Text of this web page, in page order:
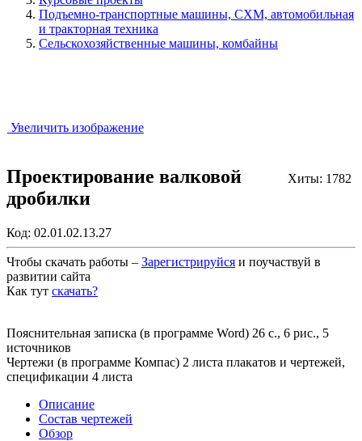
Подъемно-транспортные машины, СХМ, автомобильная
и тракторная техника
Сельскохозяйственные машины, комбайны
Увеличить изображение
Хиты: 1782
Проектирование валковой
дробилки
Код: 02.01.02.13.27
Чтобы скачать работы – Зарегистрируйся и поучаствуй в
развитии сайта
Как тут скачать?
Пояснительная записка (в программе Word) 26 с., 6 рис., 5
источников
Чертежи (в программе Компас) 2 листа плакатов и чертежей,
спецификации 4 листа
Описание
Состав чертежей
Обзор